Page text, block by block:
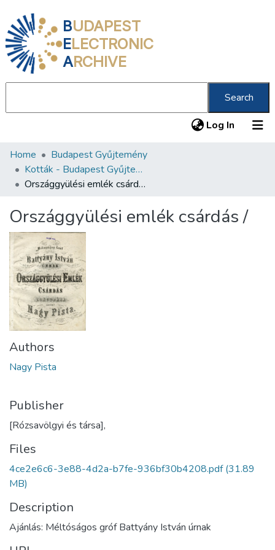
BUDAPEST
ELECTRONIC
ARCHIVE
Search
Log In (current)
Communities & Collections
All of DSpace
About us
Home
Budapest Gyűjtemény
Kották - Budapest Gyűjtemény
Országgyülési emlék csárdás /
Országgyülési emlék csárdás /
Authors
Nagy Pista
Publisher
[Rózsavölgyi és társa],
Files
4ce2e6c6-3e88-4d2a-b7fe-936bf30b4208.pdf(31.89
MB)
Description
Ajánlás: Méltóságos gróf Battyány István úrnak